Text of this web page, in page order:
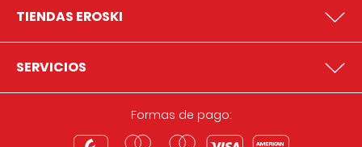
TIENDAS EROSKI
SERVICIOS
Formas de pago: